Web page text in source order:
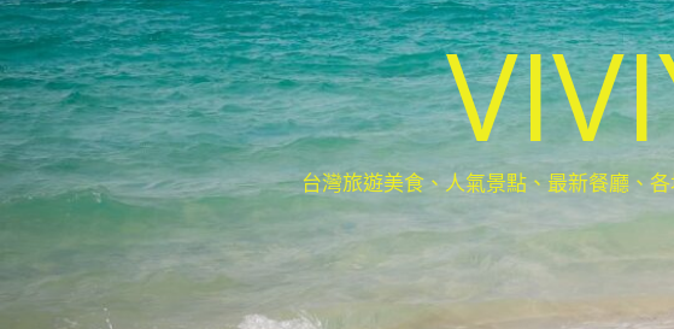
台灣旅遊美食、人氣景點、最新餐廳、